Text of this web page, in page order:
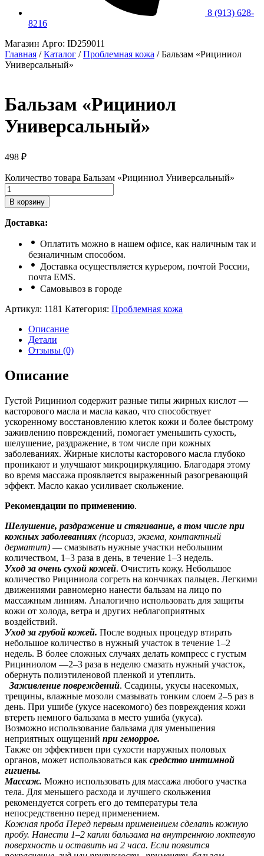
8 (913) 628-
8216
Магазин Арго: ID259011
Главная / Каталог / Проблемная кожа / Бальзам «Рициниол
Универсальный»
Бальзам «Рициниол
Универсальный»
498 ₽
Количество товара Бальзам «Рициниол Универсальный»
В корзину
Доставка:
Оплатить можно в нашем офисе, как наличным так и
безналичным способом.
Доставка осуществляется курьером, почтой России,
почта ЕМS.
Самовывоз в городе
Артикул: 1181 Категория: Проблемная кожа
Описание
Детали
Отзывы (0)
Описание
Густой Рициниол содержит разные типы жирных кислот —
касторового масла и масла какао, что способствует
ускоренному восстановлению клеток кожи и более быстрому
заживлению повреждений, помогает уменьшить сухость,
шелушение, раздражение, в том числе при кожных
заболеваниях. Жирные кислоты касторового масла глубоко
проникают и улучшают микроциркуляцию. Благодаря этому
во время массажа проявляется выраженный разогревающий
эффект. Масло какао усиливает скольжение.
Рекомендации по применению.
Шелушение, раздражение и стягивание, в том числе при
кожных заболеваниях (псориаз, экзема, контактный
дерматит) — смазывать нужные участки небольшим
количеством, 1–3 раза в день, в течение 1–3 недель.
Уход за очень сухой кожей. Очистить кожу. Небольшое
количество Рициниола согреть на кончиках пальцев. Легкими
движениями равномерно нанести бальзам на лицо по
массажным линиям. Аналогично использовать для защиты
кожи от холода, ветра и других неблагоприятных
воздействий.
Уход за грубой кожей. После водных процедур втирать
небольшое количество в нужный участок в течение 1–2
недель. В более сложных случаях делать компресс с густым
Рициниолом —2–3 раза в неделю смазать нужный участок,
обернуть полиэтиленовой пленкой и утеплить.
Заживление повреждений. Ссадины, укусы насекомых,
трещины, влажные мозоли смазывать тонким слоем 2–5 раз в
день. При ушибе (укусе насекомого) без повреждения кожи
втереть немного бальзама в место ушиба (укуса).
Возможно использование бальзама для уменьшения
неприятных ощущений при геморрое.
Также он эффективен при сухости наружных половых
органов, может использоваться как средство интимной
гигиены.
Массаж. Можно использовать для массажа любого участка
тела. Для меньшего расхода и лучшего скольжения
рекомендуется согреть его до температуры тела
непосредственно перед применением.
Кожная проба Перед первым применением сделать кожную
пробу. Нанести 1–2 капли бальзама на внутреннюю локтевую
поверхность и оставить на 2 часа. Если появится